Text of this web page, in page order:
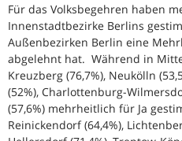
Für das Volksbegehren haben
Innenstadtbezirke Berlins
Außenbezirken Berlin eine
abgelehnt hat. Während in
Kreuzberg (76,7%), Neukölln
(52%), Charlottenburg-
(57,6%) mehrheitlich für Ja
Reinickendorf (64,4%),